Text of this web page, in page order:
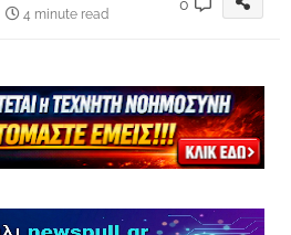
4 minute read
0